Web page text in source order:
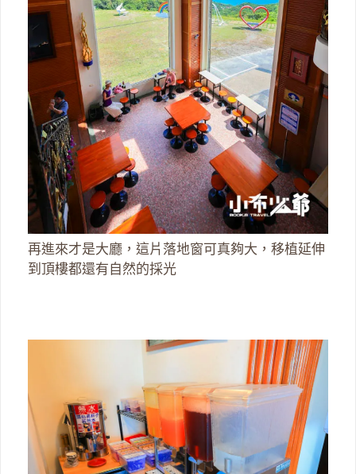
再進來才是大廳，這片落地窗可真夠大，移植延伸
到頂樓都還有自然的採光